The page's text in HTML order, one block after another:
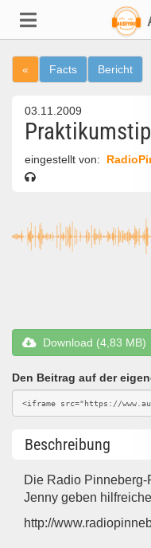
« Facts Bericht
03.11.2009
eingestellt von:
Download (4,83 MB)
Den Beitrag auf der
Beschreibung
Die Radio
Jenny geben
http://